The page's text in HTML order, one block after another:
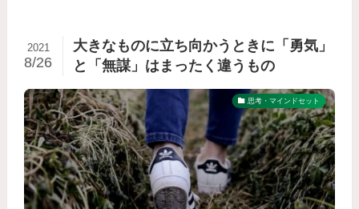
大きなものに立ち向かうときに「勇気」
と「無謀」はまったく違うもの
2021
8/26
思考・マインドセット